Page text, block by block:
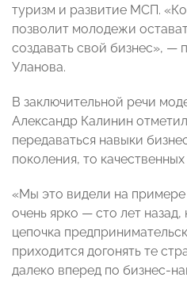
туризм и развитие МСП.
позволит молодежи
создавать свой бизнес», —
Уланова.
В заключительной речи
Александр Калинин
передаваться навыки
поколения, то
«Мы это видели на
очень ярко — сто лет
цепочка
приходится догонять те
далеко вперед по бизнес-